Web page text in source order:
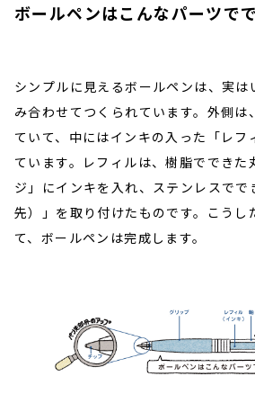
ボールペンはこんなパーツで
シンプルに見えるボールペンは、実は
み合わせてつくられています。外側は
ていて、中にはインキの入った「レフ
ています。レフィルは、樹脂でできた
ジ」にインキを入れ、ステンレスでで
先）」を取り付けたものです。こうし
て、ボールペンは完成します。